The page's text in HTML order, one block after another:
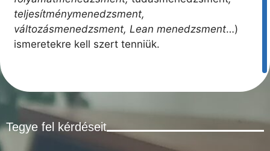
teljesítménymenedzsment,
változásmenedzsment, Lean menedzsment…)
ismeretekre kell szert tenniük.
Tegye fel kérdéseit